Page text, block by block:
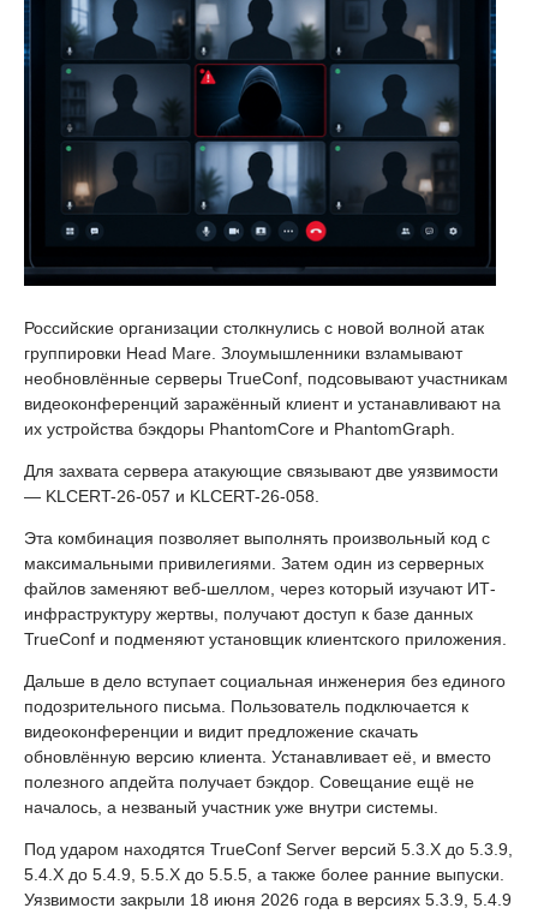
Российские организации столкнулись с новой волной атак
группировки Head Mare. Злоумышленники взламывают
необновлённые серверы TrueConf, подсовывают участникам
видеоконференций заражённый клиент и устанавливают на
их устройства бэкдоры PhantomCore и PhantomGraph.
Для захвата сервера атакующие связывают две уязвимости
— KLCERT-26-057 и KLCERT-26-058.
Эта комбинация позволяет выполнять произвольный код с
максимальными привилегиями. Затем один из серверных
файлов заменяют веб-шеллом, через который изучают ИТ-
инфраструктуру жертвы, получают доступ к базе данных
TrueConf и подменяют установщик клиентского приложения.
Дальше в дело вступает социальная инженерия без единого
подозрительного письма. Пользователь подключается к
видеоконференции и видит предложение скачать
обновлённую версию клиента. Устанавливает её, и вместо
полезного апдейта получает бэкдор. Совещание ещё не
началось, а незваный участник уже внутри системы.
Под ударом находятся TrueConf Server версий 5.3.X до 5.3.9,
5.4.X до 5.4.9, 5.5.X до 5.5.5, а также более ранние выпуски.
Уязвимости закрыли 18 июня 2026 года в версиях 5.3.9, 5.4.9